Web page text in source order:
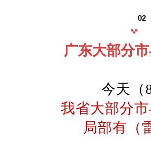
02
广东大部分
今天（
我省大部分
局部有（